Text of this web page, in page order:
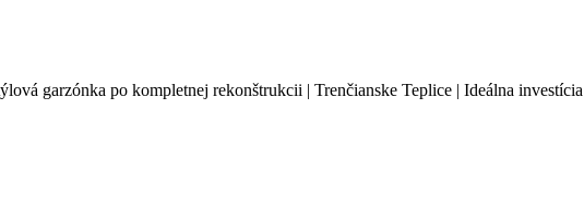
garzónka po kompletnej rekonštrukcii | Trenčianske Teplice | Ideálna investícia